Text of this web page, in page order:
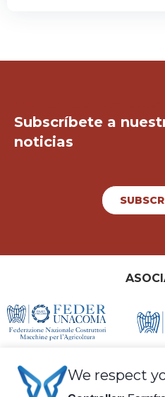
Subscríbete a
noticias
We respect